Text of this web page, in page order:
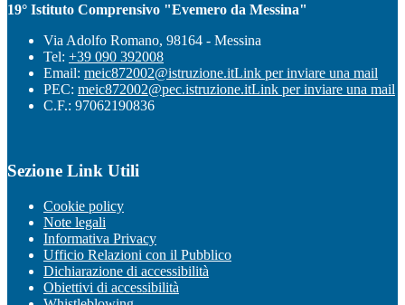
19° Istituto Comprensivo "Evemero da Messina"
Via Adolfo Romano, 98164 - Messina
Tel: +39 090 392008
Email: meic872002@istruzione.itLink per inviare una mail
PEC: meic872002@pec.istruzione.itLink per inviare una mail
C.F.: 97062190836
Sezione Link Utili
Cookie policy
Note legali
Informativa Privacy
Ufficio Relazioni con il Pubblico
Dichiarazione di accessibilità
Obiettivi di accessibilità